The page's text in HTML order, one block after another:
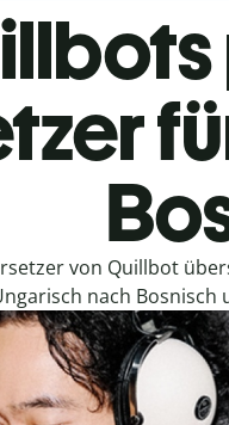
von Quillbot
nach Bosnisch